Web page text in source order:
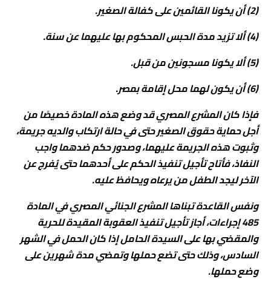
(2) أن يكونا القائمين على كفالة الصغير.
(4) ألا تزيد مدة الحبس المحكوم بها عليهما عن سنة.
(5) ألا يكونا مسجونين من قبل.
(6) أن يكون لهما محل إقامة بمصر.
فإذا كان المشرع المصري قد وضع هذه المادة خصيصًا من
أجل حماية حقوق الصغير حتى في حالة ارتكاب والديه جريمة،
وثبوت هذه الجريمة عليهما، وصدور حكم ضدهما واجب
النفاذ، فأتاح تأجيل تنفيذ الحكم على أحدهما حتى يُفرج عن
الآخر ليجد الطفل من يرعاه ويحافظ عليه.
ونفس القاعدة تبناها المشرع الجنائي المصري في المادة
485 إجراءات، أجاز تأجيل تنفيذ العقوبة المقيدة للحرية
والمقضي بها على السيدة الحامل إذا كان الحمل في الشهر
السادس، وذلك حتى تضع حملها وتمضي مدة شهرين على
وضع حملها.